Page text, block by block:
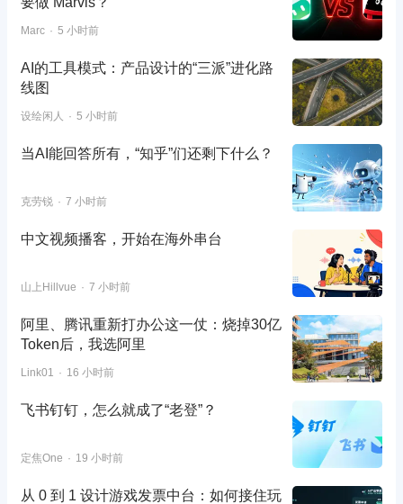
Marc 5 小时前
AI的工具模式：产品设计的“三派”进化路
线图
设绘闲人 5 小时前
当AI能回答所有，“知乎”们还剩下什么？
克劳锐 7 小时前
中文视频播客，开始在海外串台
山上Hillvue 7 小时前
阿里、腾讯重新打办公这一仗：烧掉30亿
Token后，我选阿里
Link01 16 小时前
飞书钉钉，怎么就成了“老登”？
定焦One 19 小时前
从 0 到 1 设计游戏发票中台：如何接住玩